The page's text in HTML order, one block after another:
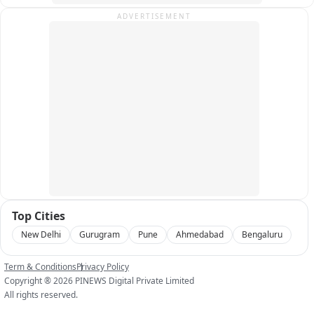
ADVERTISEMENT
Top Cities
New Delhi Gurugram Pune Ahmedabad Bengaluru
Term & ConditionsPrivacy Policy
Copyright ®2026 PINEWS Digital Private Limited
All rights reserved.